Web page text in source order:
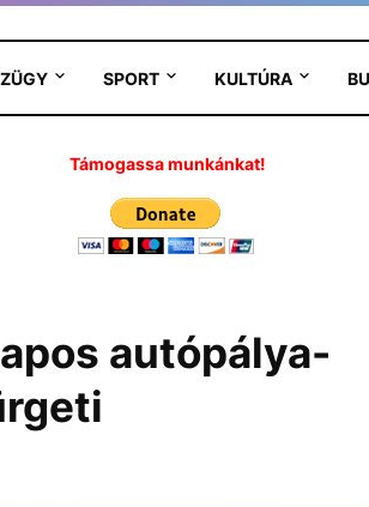
SPORT KULTÚRA
Támogassa munkánkat!
autópálya-